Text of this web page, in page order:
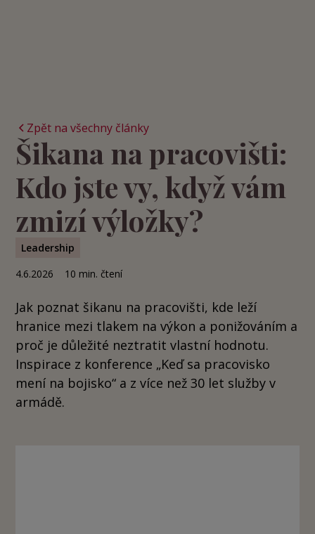
Zpět na všechny články
Šikana na pracovišti:
Kdo jste vy, když vám
zmizí výložky?
Leadership
4.6.2026
10 min. čtení
Jak poznat šikanu na pracovišti, kde leží
hranice mezi tlakem na výkon a ponižováním a
proč je důležité neztratit vlastní hodnotu.
Inspirace z konference „Keď sa pracovisko
mení na bojisko“ a z více než 30 let služby v
armádě.